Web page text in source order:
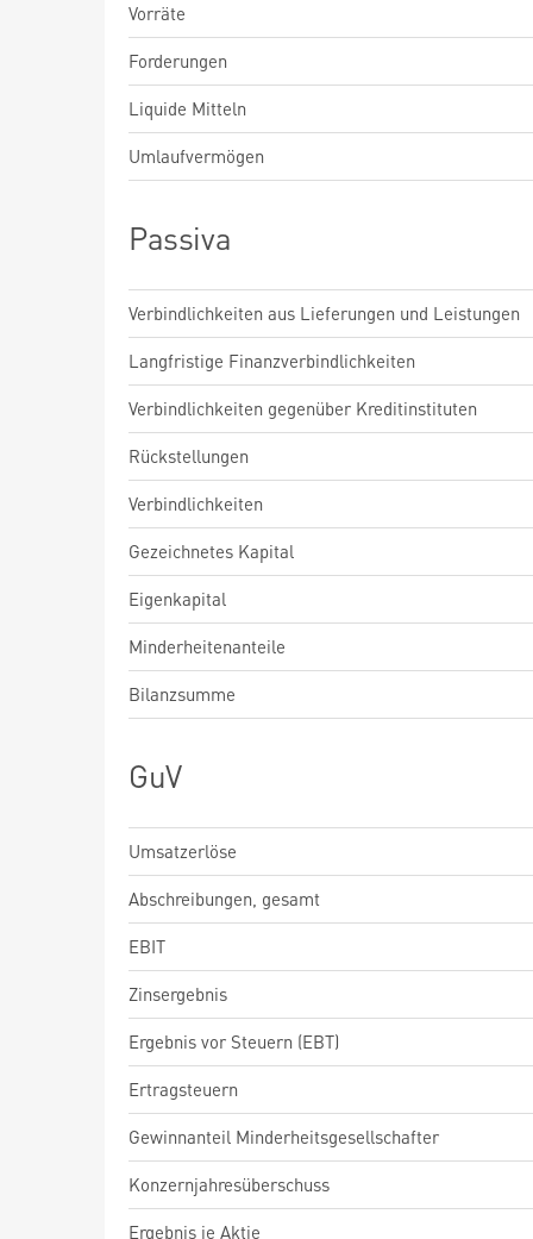
Vorräte
Forderungen
Liquide Mitteln
Umlaufvermögen
Passiva
Verbindlichkeiten aus Lieferungen und Leistungen
Langfristige Finanzverbindlichkeiten
Verbindlichkeiten gegenüber Kreditinstituten
Rückstellungen
Verbindlichkeiten
Gezeichnetes Kapital
Eigenkapital
Minderheitenanteile
Bilanzsumme
GuV
Umsatzerlöse
Abschreibungen, gesamt
EBIT
Zinsergebnis
Ergebnis vor Steuern (EBT)
Ertragsteuern
Gewinnanteil Minderheitsgesellschafter
Konzernjahresüberschuss
Ergebnis je Aktie